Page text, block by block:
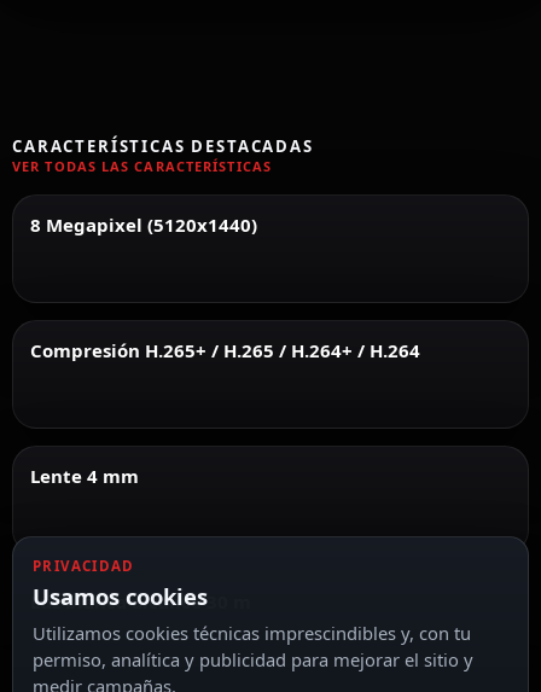
CARACTERÍSTICAS DESTACADAS
VER TODAS LAS CARACTERÍSTICAS
8 Megapixel (5120x1440)
Compresión H.265+ / H.265 / H.264+ / H.264
Lente 4 mm
Luz blanca alcance 30 m
PRIVACIDAD
Usamos cookies
Utilizamos cookies técnicas imprescindibles y, con tu
permiso, analítica y publicidad para mejorar el sitio y
medir campañas.